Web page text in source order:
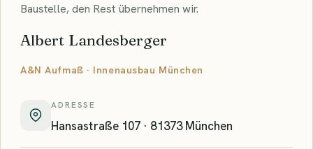
Baustelle, den Rest übernehmen wir.
Albert Landesberger
A&N Aufmaß · Innenausbau München
ADRESSE
Hansastraße 107 · 81373 München